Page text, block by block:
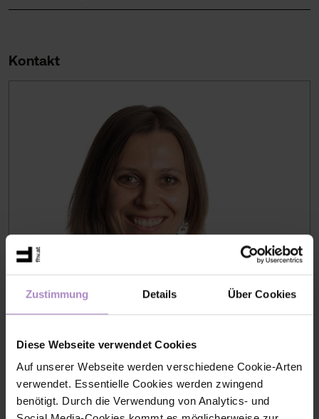
Zustimmung Details Über Cookies
Diese Webseite verwendet Cookies
Auf unserer Webseite werden verschiedene Cookie-Arten
verwendet. Essentielle Cookies werden zwingend
benötigt. Durch die Verwendung von Analytics- und
Kontakt
Mag.a Desiree SCHLATTER-SCHRÖCKER, BA
S114
+43 5572 792 2288
desiree.schroecker@fhv.at